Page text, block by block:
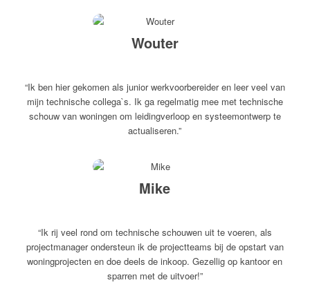
Wouter
“Ik ben hier gekomen als junior werkvoorbereider en leer veel van
mijn technische collega`s. Ik ga regelmatig mee met technische
schouw van woningen om leidingverloop en systeemontwerp te
actualiseren.”
Mike
“Ik rij veel rond om technische schouwen uit te voeren, als
projectmanager ondersteun ik de projectteams bij de opstart van
woningprojecten en doe deels de inkoop. Gezellig op kantoor en
sparren met de uitvoer!”